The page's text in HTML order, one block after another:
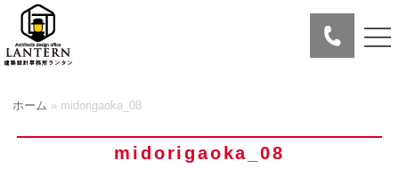
ホーム » midorigaoka_08
midorigaoka_08